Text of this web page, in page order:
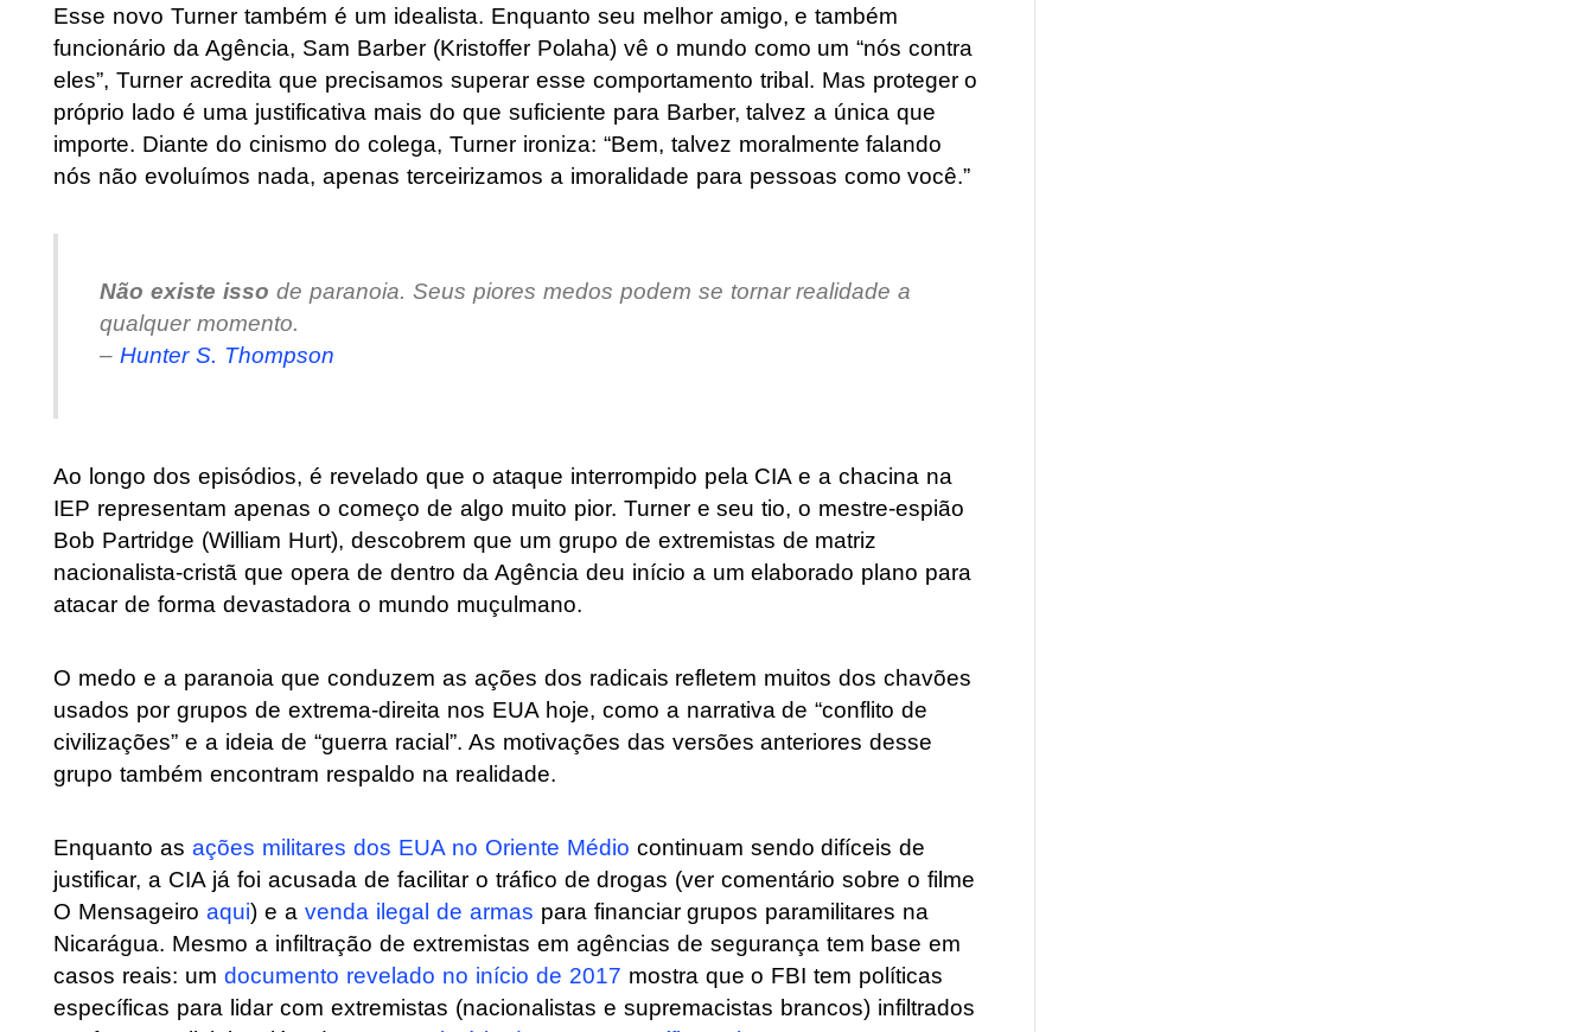
Esse novo Turner também é um idealista. Enquanto seu melhor amigo, e também
funcionário da Agência, Sam Barber (Kristoffer Polaha) vê o mundo como um “nós contra
eles”, Turner acredita que precisamos superar esse comportamento tribal. Mas proteger o
próprio lado é uma justificativa mais do que suficiente para Barber, talvez a única que
importe. Diante do cinismo do colega, Turner ironiza: “Bem, talvez moralmente falando
nós não evoluímos nada, apenas terceirizamos a imoralidade para pessoas como você.”
Não existe isso de paranoia. Seus piores medos podem se tornar realidade a
qualquer momento.
– Hunter S. Thompson
Ao longo dos episódios, é revelado que o ataque interrompido pela CIA e a chacina na
IEP representam apenas o começo de algo muito pior. Turner e seu tio, o mestre-espião
Bob Partridge (William Hurt), descobrem que um grupo de extremistas de matriz
nacionalista-cristã que opera de dentro da Agência deu início a um elaborado plano para
atacar de forma devastadora o mundo muçulmano.
O medo e a paranoia que conduzem as ações dos radicais refletem muitos dos chavões
usados por grupos de extrema-direita nos EUA hoje, como a narrativa de “conflito de
civilizações” e a ideia de “guerra racial”. As motivações das versões anteriores desse
grupo também encontram respaldo na realidade.
Enquanto as ações militares dos EUA no Oriente Médio continuam sendo difíceis de
justificar, a CIA já foi acusada de facilitar o tráfico de drogas (ver comentário sobre o filme
O Mensageiro aqui) e a venda ilegal de armas para financiar grupos paramilitares na
Nicarágua. Mesmo a infiltração de extremistas em agências de segurança tem base em
casos reais: um documento revelado no início de 2017 mostra que o FBI tem políticas
específicas para lidar com extremistas (nacionalistas e supremacistas brancos) infiltrados